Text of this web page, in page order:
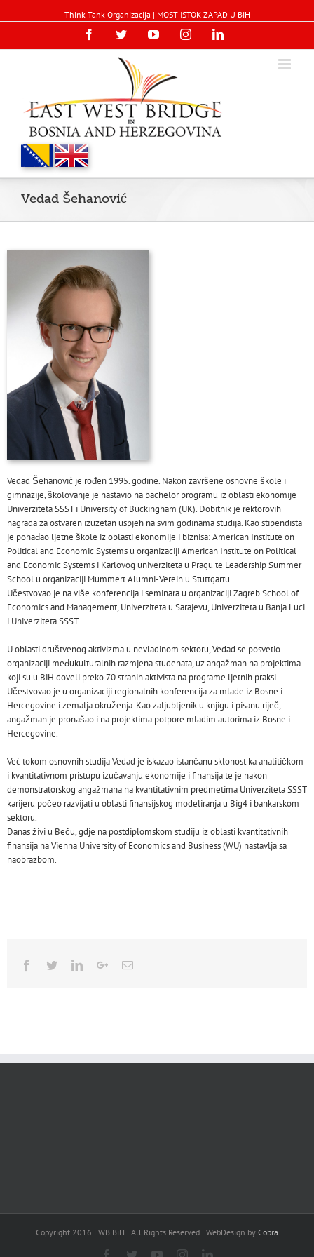
Think Tank Organizacija | MOST ISTOK ZAPAD U BiH
FacebookTwitterYouTubeInstagramLinkedin
Vedad Šehanović
Vedad Šehanović je rođen 1995. godine. Nakon završene osnovne škole i
gimnazije, školovanje je nastavio na bachelor programu iz oblasti ekonomije
Univerziteta SSST i University of Buckingham (UK). Dobitnik je rektorovih
nagrada za ostvaren izuzetan uspjeh na svim godinama studija. Kao stipendista
je pohađao ljetne škole iz oblasti ekonomije i biznisa: American Institute on
Political and Economic Systems u organizaciji American Institute on Political
and Economic Systems i Karlovog univerziteta u Pragu te Leadership Summer
School u organizaciji Mummert Alumni-Verein u Stuttgartu.
Učestvovao je na više konferencija i seminara u organizaciji Zagreb School of
Economics and Management, Univerziteta u Sarajevu, Univerziteta u Banja Luci
i Univerziteta SSST.
U oblasti društvenog aktivizma u nevladinom sektoru, Vedad se posvetio
organizaciji međukulturalnih razmjena studenata, uz angažman na projektima
koji su u BiH doveli preko 70 stranih aktivista na programe ljetnih praksi.
Učestvovao je u organizaciji regionalnih konferencija za mlade iz Bosne i
Hercegovine izemalja okruženja. Kao zaljubljenik u knjigu i pisanu riječ,
angažman je pronašao i na projektima potpore mladim autorima iz Bosne i
Hercegovine.
Već tokom osnovnih studija Vedad je iskazao istančanu sklonost ka analitičkom
i kvantitativnom pristupu izučavanju ekonomije i finansija te je nakon
demonstratorskog angažmana na kvantitativnim predmetima Univerziteta SSST
karijeru počeo razvijati u oblasti finansijskog modeliranja u Big4 i bankarskom
sektoru.
Danas živi u Beču, gdje na postdiplomskom studiju iz oblasti kvantitativnih
finansija na Vienna University of Economics and Business (WU) nastavlja sa
naobrazbom.
Facebook
TwitterLinkedinGoogle+Email
Copyright 2016 EWB BiH | All Rights Reserved | WebDesign by Cobra
Facebook
TwitterYouTubeInstagramLinkedin